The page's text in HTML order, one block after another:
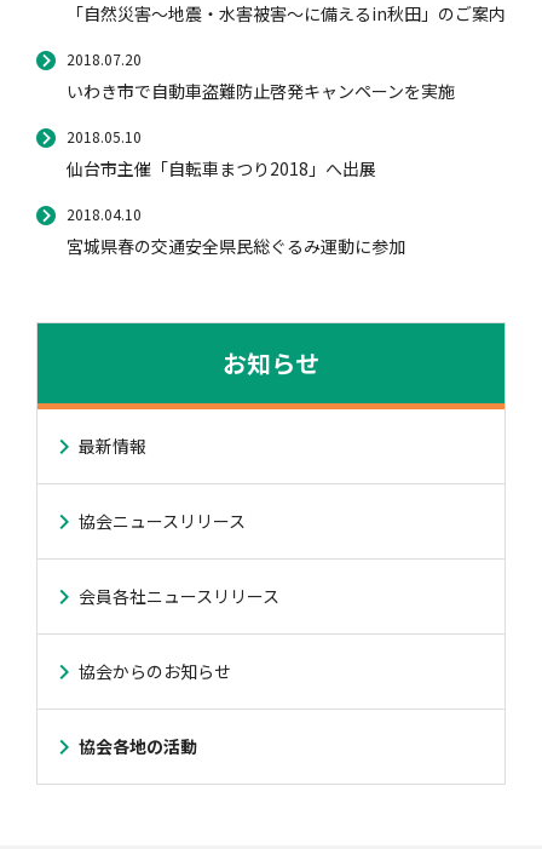
「自然災害～地震・水害被害～に備えるin秋田」のご案内
2018.07.20
いわき市で自動車盗難防止啓発キャンペーンを実施
2018.05.10
仙台市主催「自転車まつり2018」へ出展
2018.04.10
宮城県春の交通安全県民総ぐるみ運動に参加
お知らせ
最新情報
協会ニュースリリース
会員各社ニュースリリース
協会からのお知らせ
協会各地の活動